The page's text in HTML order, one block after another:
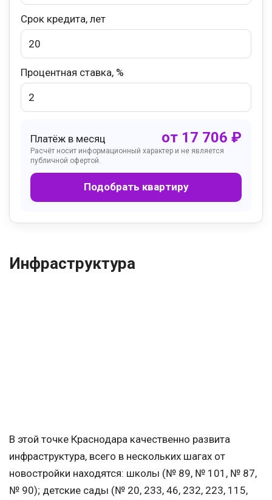
Срок кредита, лет
Процентная ставка, %
Платёж в месяц от 17 706 ₽
Расчёт носит информационный характер и не является
публичной офертой.
Подобрать квартиру
Инфраструктура
В этой точке Краснодара качественно развита
инфраструктура, всего в нескольких шагах от
новостройки находятся: школы (№ 89, № 101, № 87,
№ 90); детские сады (№ 20, 233, 46, 232, 223, 115,